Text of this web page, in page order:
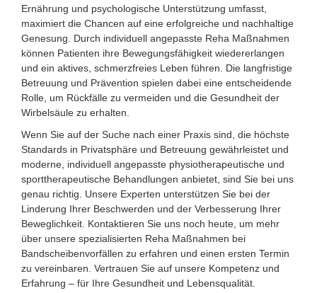
Ernährung und psychologische Unterstützung umfasst,
maximiert die Chancen auf eine erfolgreiche und nachhaltige
Genesung. Durch individuell angepasste Reha Maßnahmen
können Patienten ihre Bewegungsfähigkeit wiedererlangen
und ein aktives, schmerzfreies Leben führen. Die langfristige
Betreuung und Prävention spielen dabei eine entscheidende
Rolle, um Rückfälle zu vermeiden und die Gesundheit der
Wirbelsäule zu erhalten.
Wenn Sie auf der Suche nach einer Praxis sind, die höchste
Standards in Privatsphäre und Betreuung gewährleistet und
moderne, individuell angepasste physiotherapeutische und
sporttherapeutische Behandlungen anbietet, sind Sie bei uns
genau richtig. Unsere Experten unterstützen Sie bei der
Linderung Ihrer Beschwerden und der Verbesserung Ihrer
Beweglichkeit. Kontaktieren Sie uns noch heute, um mehr
über unsere spezialisierten Reha Maßnahmen bei
Bandscheibenvorfällen zu erfahren und einen ersten Termin
zu vereinbaren. Vertrauen Sie auf unsere Kompetenz und
Erfahrung – für Ihre Gesundheit und Lebensqualität.